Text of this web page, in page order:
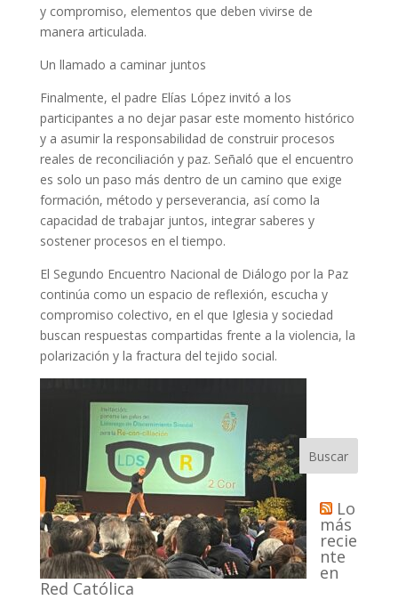
y compromiso, elementos que deben vivirse de
manera articulada.
Un llamado a caminar juntos
Finalmente, el padre Elías López invitó a los
participantes a no dejar pasar este momento histórico
y a asumir la responsabilidad de construir procesos
reales de reconciliación y paz. Señaló que el encuentro
es solo un paso más dentro de un camino que exige
formación, método y perseverancia, así como la
capacidad de trabajar juntos, integrar saberes y
sostener procesos en el tiempo.
El Segundo Encuentro Nacional de Diálogo por la Paz
continúa como un espacio de reflexión, escucha y
compromiso colectivo, en el que Iglesia y sociedad
buscan respuestas compartidas frente a la violencia, la
polarización y la fractura del tejido social.
Buscar
Lo
más
recie
nte
en
Red Católica